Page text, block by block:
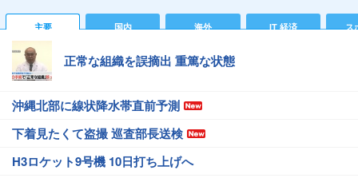
主要 国内 海外 IT 経済 ス
正常な組織を誤摘出 重篤な状態
沖縄北部に線状降水帯直前予測
下着見たくて盗撮 巡査部長送検
H3ロケット9号機 10日打ち上げへ